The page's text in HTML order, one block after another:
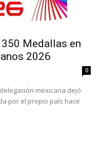
Medallas en
2026
0
por el propio país hace